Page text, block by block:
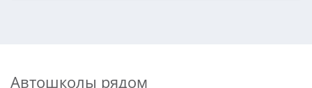
Автошколы рядом